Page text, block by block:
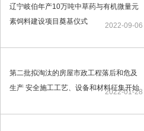
辽宁岐伯年产10万吨中草药与有机微量元
素饲料建设项目奠基仪式
2022-09-06
第二批拟淘汰的房屋市政工程落后和危及
生产 安全施工工艺、设备和材料征集开始
2022-01-28